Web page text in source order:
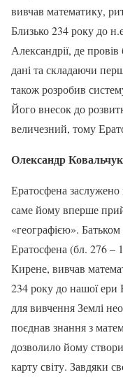
вивчав математику,
Близько 234 року до
Александрії, де
дані та складаючи
також розробив
Його внесок до
величезний, тому
Олександр Ковальчук
Ератосфена заслужено
саме йому вперше
«географією». Батьком
Ератосфена (бл. 276 –
Кирене, вивчав
234 року до нашої
для вивчення Землі
поєднав знання з
дозволило йому
карту світу. Завдяки